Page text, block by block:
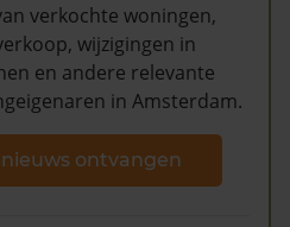
verkochte woningen,
wijzigingen in
en andere relevante
in Amsterdam.
ontvangen